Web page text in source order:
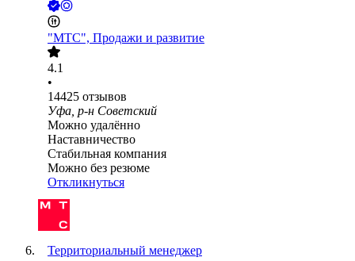
"МТС", Продажи и развитие
4.1
•
14425 отзывов
Уфа, р-н Советский
Можно удалённо
Наставничество
Стабильная компания
Можно без резюме
Откликнуться
Территориальный менеджер